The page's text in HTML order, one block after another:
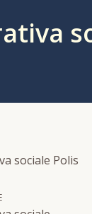
sociale Polis